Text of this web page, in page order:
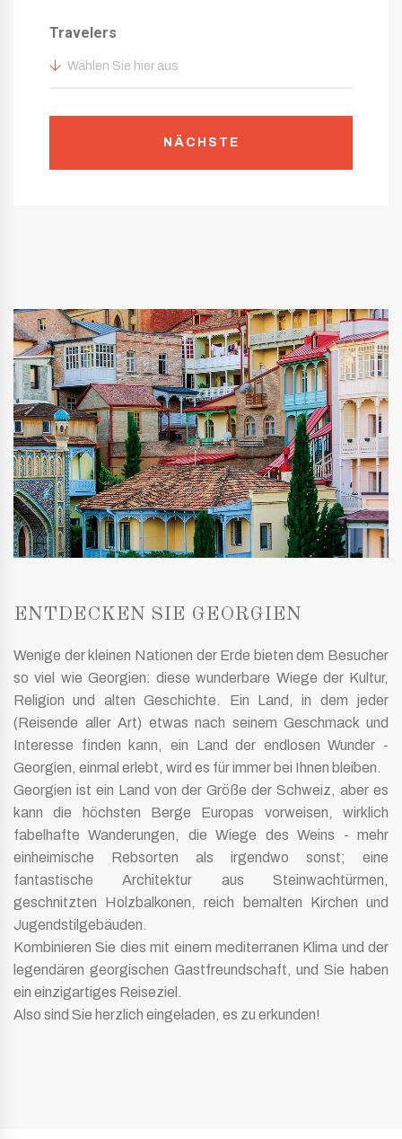
Travelers
Wählen Sie hier aus
NÄCHSTE
ENTDECKEN SIE GEORGIEN
Wenige der kleinen Nationen der Erde bieten dem Besucher
so viel wie Georgien: diese wunderbare Wiege der Kultur,
Religion und alten Geschichte. Ein Land, in dem jeder
(Reisende aller Art) etwas nach seinem Geschmack und
Interesse finden kann, ein Land der endlosen Wunder -
Georgien, einmal erlebt, wird es für immer bei Ihnen bleiben.
Georgien ist ein Land von der Größe der Schweiz, aber es
kann die höchsten Berge Europas vorweisen, wirklich
fabelhafte Wanderungen, die Wiege des Weins - mehr
einheimische Rebsorten als irgendwo sonst; eine
fantastische Architektur aus Steinwachtürmen,
geschnitzten Holzbalkonen, reich bemalten Kirchen und
Jugendstilgebäuden.
Kombinieren Sie dies mit einem mediterranen Klima und der
legendären georgischen Gastfreundschaft, und Sie haben
ein einzigartiges Reiseziel.
Also sind Sie herzlich eingeladen, es zu erkunden!